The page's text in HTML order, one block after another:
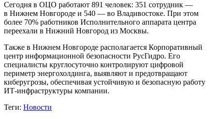
Сегодня в ОЦО работают 891 человек: 351 сотрудник —
в Нижнем Новгороде и 540 — во Владивостоке. При этом
более 70% работников Исполнительного аппарата центра
переехали в Нижний Новгород из Москвы.
Также в Нижнем Новгороде располагается Корпоративный
центр информационной безопасности РусГидро. Его
специалисты круглосуточно контролируют цифровой
периметр энергохолдинга, выявляют и предотвращают
киберугрозы, обеспечивая устойчивую и безопасную работу
ИТ-инфраструктуры компании.
Теги: Новости